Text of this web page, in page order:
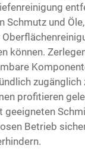
Schmutz und
können.
zugänglich
profitieren
geeigneten
Betrieb